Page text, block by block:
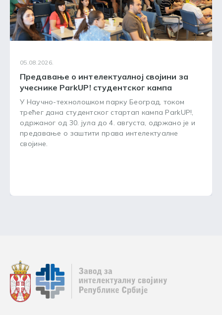
05.08.2026.
Предавање о интелектуалној својини за
учеснике ParkUP! студентског кампа
У Научно-технолошком парку Београд, током
трећег дана студентског стартап кампа ParkUP!,
одржаног од 30. јула до 4. августа, одржано је и
предавање о заштити права интелектуалне
својине.